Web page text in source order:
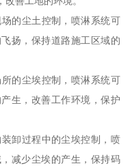
的尘土控制，喷淋系统可
扬，保持道路施工区域的
的尘埃控制，喷淋系统可
生，改善工作环境，保护
卸过程中的尘埃控制，喷
减少尘埃的产生，保持码